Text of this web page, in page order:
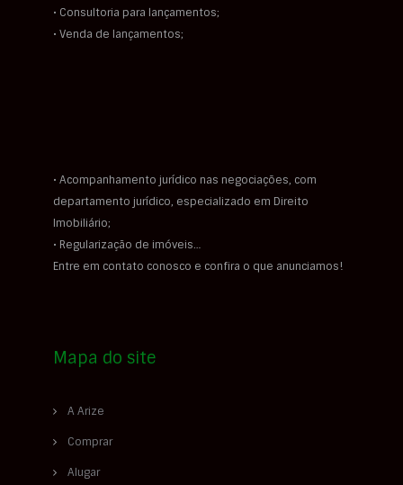
• Consultoria para lançamentos;
• Venda de lançamentos;
• Acompanhamento jurídico nas negociações, com
departamento jurídico, especializado em Direito
Imobiliário;
• Regularização de imóveis…
Entre em contato conosco e confira o que anunciamos!
Mapa do site
A Arize
Comprar
Alugar